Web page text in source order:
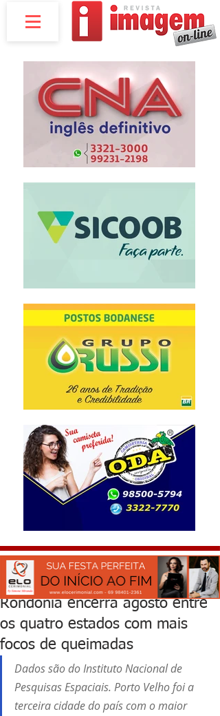
Rondônia encerra agosto entre
os quatro estados com mais
focos de queimadas
Dados são do Instituto Nacional de
Pesquisas Espaciais. Porto Velho foi a
terceira cidade do país com o maior